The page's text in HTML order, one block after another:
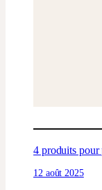
4 produits pour
12 août 2025